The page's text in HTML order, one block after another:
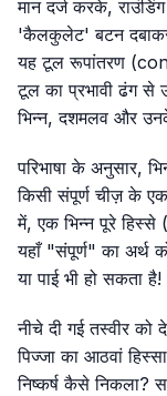
मान दर्ज करके,
'कैलकुलेट' बटन दबाकर
यह टूल रूपांतरण
टूल का प्रभावी ढंग से
भिन्न, दशमलव और
परिभाषा के अनुसार,
किसी संपूर्ण चीज़ के एक
में, एक भिन्न पूरे हिस्से
यहाँ "संपूर्ण" का अर्थ
या पाई भी हो सकता है!
नीचे दी गई तस्वीर
पिज्जा का आठवां
निष्कर्ष कैसे निकला?